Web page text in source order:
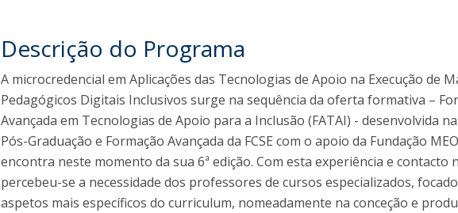
Descrição do Programa
A microcredencial em Aplicações das Tecnologias de Apoio na Execução de
Pedagógicos Digitais Inclusivos surge na sequência da oferta formativa –
Avançada em Tecnologias de Apoio para a Inclusão (FATAI) - desenvolvida
Pós-Graduação e Formação Avançada da FCSE com o apoio da Fundação
encontra neste momento da sua 6ª edição. Com esta experiência e contacto
percebeu-se a necessidade dos professores de cursos especializados,
aspetos mais específicos do curriculum, nomeadamente na conceção e